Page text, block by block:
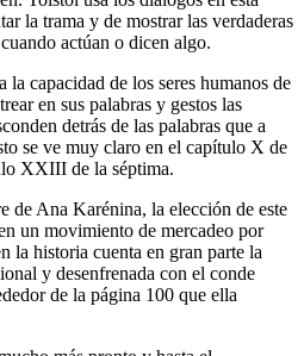
la trama y de mostrar las verdaderas
actúan o dicen algo.
la capacidad de los seres humanos de
en sus palabras y gestos las
detrás de las palabras que a
se ve muy claro en el capítulo X de
XXIII de la séptima.
de Ana Karénina, la elección de este
un movimiento de mercadeo por
la historia cuenta en gran parte la
y desenfrenada con el conde
de la página 100 que ella